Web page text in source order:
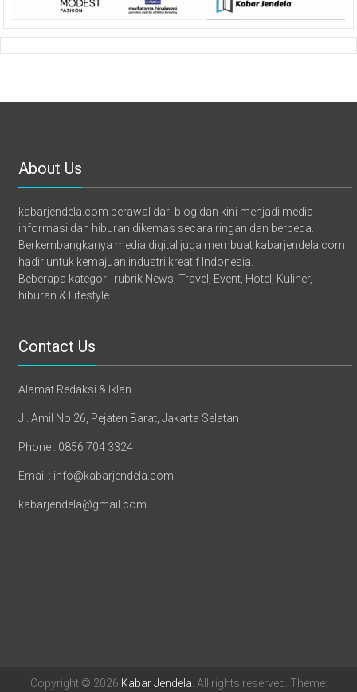
About Us
kabarjendela.com berawal dari blog dan kini menjadi media
informasi dan hiburan dikemas secara ringan dan berbeda.
Berkembangkanya media digital juga membuat kabarjendela.com
hadir untuk kemajuan industri kreatif Indonesia.
Beberapa kategori rubrik News, Travel, Event, Hotel, Kuliner,
hiburan & Lifestyle.
Contact Us
Alamat Redaksi & Iklan
Jl. Amil No 26, Pejaten Barat, Jakarta Selatan
Phone : 0856 704 3324
Email : info@kabarjendela.com
kabarjendela@gmail.com
Copyright © 2026 Kabar Jendela . All rights reserved. Theme: